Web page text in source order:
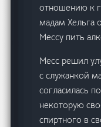
отношению к
мадам Хельга
Мессу пить
Месс решил
с служанкой
согласилась
некоторую
спиртного в